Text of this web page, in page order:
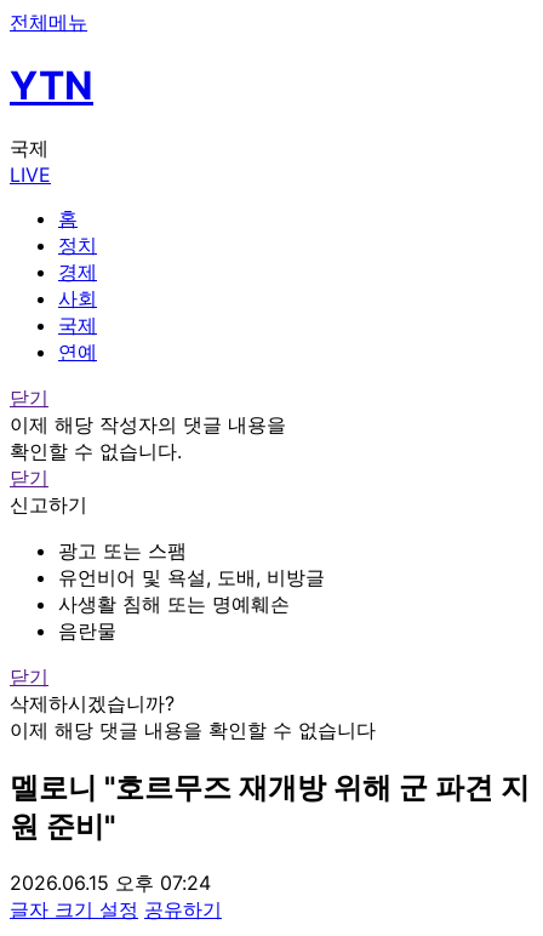
전체메뉴
YTN
국제
LIVE
홈
정치
경제
사회
국제
연예
닫기
이제 해당 작성자의 댓글 내용을
확인할 수 없습니다.
닫기
신고하기
광고 또는 스팸
유언비어 및 욕설, 도배, 비방글
사생활 침해 또는 명예훼손
음란물
닫기
삭제하시겠습니까?
이제 해당 댓글 내용을 확인할 수 없습니다
멜로니 "호르무즈 재개방 위해 군 파견 지
원 준비"
2026.06.15 오후 07:24
글자 크기 설정 공유하기